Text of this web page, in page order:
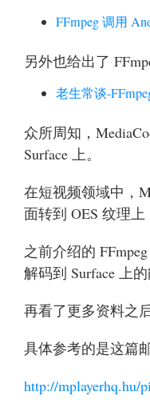
FFmpeg 调用
另外也给出了
老生常谈-
众所周知，
Surface 上。
在短视频领域中，
面转到 OES 纹理上
之前介绍的
解码到 Surface 上的
再看了更多资料之
具体参考的是这篇
http://mplayerhq.hu/